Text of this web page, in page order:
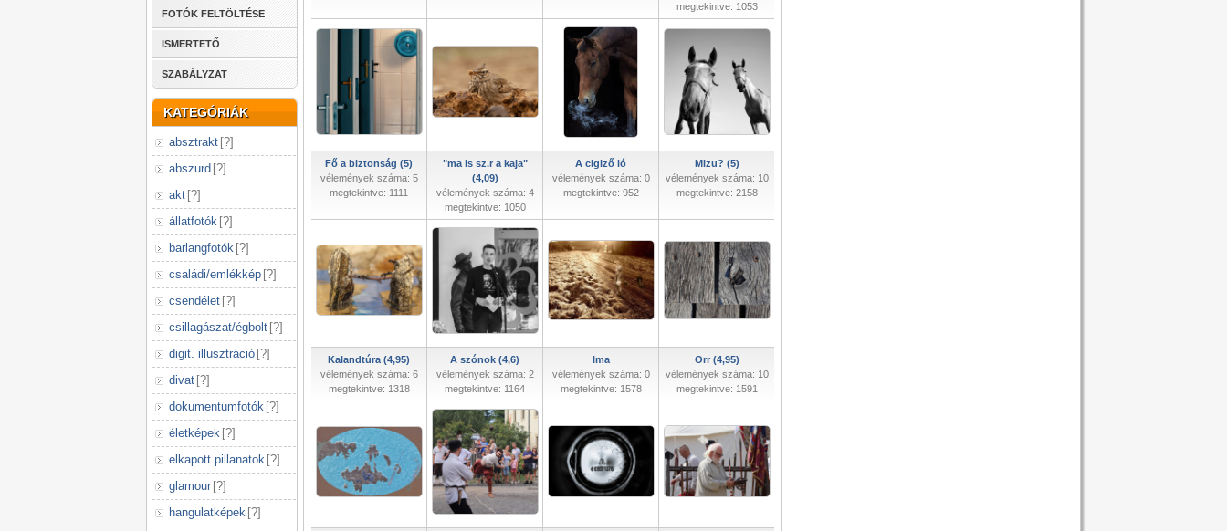
FOTÓK FELTÖLTÉSE
ISMERTETŐ
SZABÁLYZAT
KATEGÓRIÁK
absztrakt [?]
abszurd [?]
akt [?]
állatfotók [?]
barlangfotók [?]
családi/emlékkép [?]
csendélet [?]
csillagászat/égbolt [?]
digit. illusztráció [?]
divat [?]
dokumentumfotók [?]
életképek [?]
elkapott pillanatok [?]
glamour [?]
hangulatképek [?]
megtekintve: 1053
Fő a biztonság (5)
vélemények száma: 5
megtekintve: 1111
"ma is sz.r a kaja"
(4,09)
vélemények száma: 4
megtekintve: 1050
A cigiző ló
vélemények száma: 0
megtekintve: 952
Mizu? (5)
vélemények száma: 10
megtekintve: 2158
Kalandtúra (4,95)
vélemények száma: 6
megtekintve: 1318
A szónok (4,6)
vélemények száma: 2
megtekintve: 1164
Ima
vélemények száma: 0
megtekintve: 1578
Orr (4,95)
vélemények száma: 10
megtekintve: 1591